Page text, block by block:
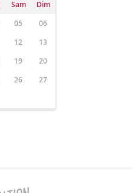
Sam
Dim
05
06
12
13
19
20
26
27